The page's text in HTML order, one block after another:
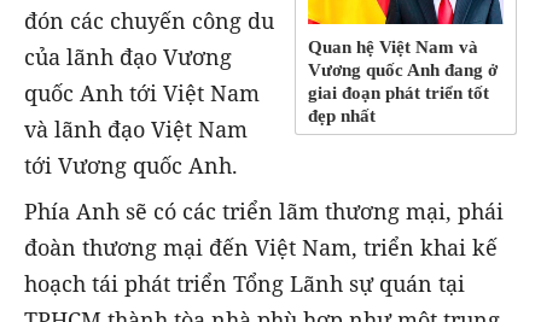
Quan hệ Việt Nam và
Vương quốc Anh đang ở
giai đoạn phát triển tốt
đẹp nhất
đón các chuyến công du
của lãnh đạo Vương
quốc Anh tới Việt Nam
và lãnh đạo Việt Nam
tới Vương quốc Anh.
Phía Anh sẽ có các triển lãm thương mại, phái
đoàn thương mại đến Việt Nam, triển khai kế
hoạch tái phát triển Tổng Lãnh sự quán tại